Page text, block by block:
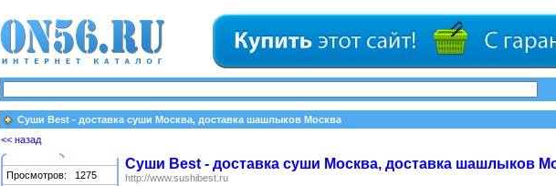
Суши Best - доставка суши Москва, доставка шашлыков Москва
<< назад
Просмотров:
1275
Суши Best - доставка суши Москва, доставка шашлыков
http://www.sushibest.ru